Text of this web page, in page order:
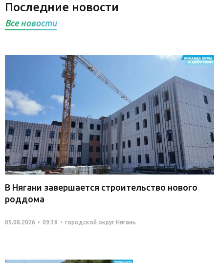
Последние новости
Все новости
В Нягани завершается строительство нового
роддома
05.08.2026 09:38 городской округ Нягань